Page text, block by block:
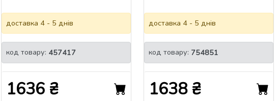
доставка 4 - 5 днів
код товару: 457417
1636 ₴
доставка 4 - 5 днів
код товару: 754851
1638 ₴